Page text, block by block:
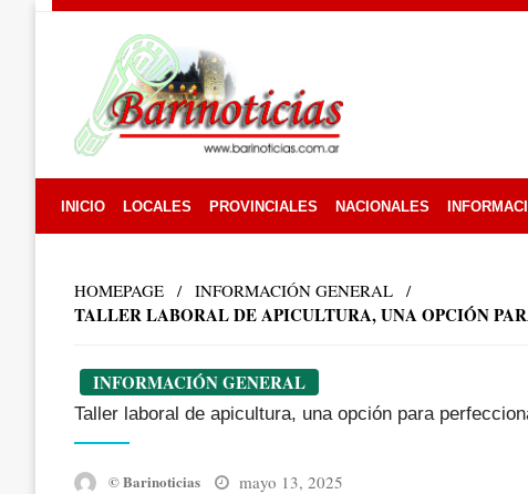
INICIO LOCALES PROVINCIALES NACIONALES
HOMEPAGE INFORMACIÓN GENERAL
TALLER LABORAL DE APICULTURA, UNA OPCIÓN
INFORMACIÓN GENERAL
Taller laboral de apicultura, una opción para
© Barinoticias
Posted
mayo 13, 2025